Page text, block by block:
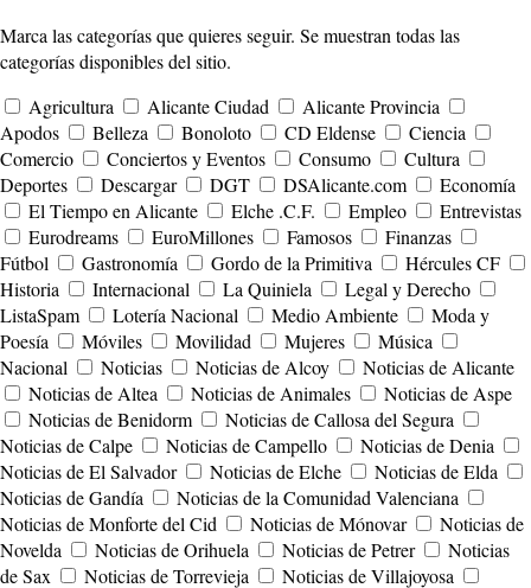
Marca las categorías que quieres seguir. Se muestran todas las
categorías disponibles del sitio.
Agricultura
Alicante Ciudad
Alicante Provincia
Apodos
Belleza Bonoloto CD Eldense
Ciencia
Comercio
Conciertos y Eventos Consumo
Cultura
Deportes
Descargar DGT DSAlicante.com
Economía
El Tiempo en Alicante
Elche .C.F. Empleo
Entrevistas
Eurodreams
EuroMillones Famosos
Finanzas
Fútbol
Gastronomía Gordo de la Primitiva
Hércules CF
Historia
Internacional La Quiniela
Legal y Derecho
ListaSpam
Lotería Nacional Medio Ambiente
Moda y
Poesía
Móviles Movilidad Mujeres
Música
Nacional
Noticias Noticias de Alcoy
Noticias de Alicante
Noticias de Altea
Noticias de Animales
Noticias de Aspe
Noticias de Benidorm
Noticias de Callosa del Segura
Noticias de Calpe
Noticias de Campello
Noticias de Denia
Noticias de El Salvador
Noticias de Elche
Noticias de Elda
Noticias de Gandía
Noticias de la Comunidad Valenciana
Noticias de Monforte del Cid
Noticias de Mónovar
Noticias de
Novelda
Noticias de Orihuela Noticias de Petrer
Noticias
de Sax
Noticias de Torrevieja Noticias de Villajoyosa